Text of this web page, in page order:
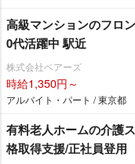
高級マンションのフロ
0代活躍中 駅近
株式会社ベアーズ
時給1,350円～
アルバイト・パート / 東京都
有料老人ホームの介護
格取得支援/正社員登用